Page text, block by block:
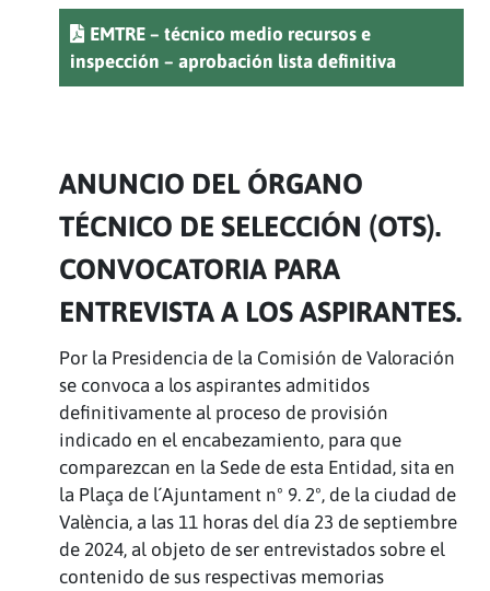
EMTRE – técnico medio recursos e
inspección – aprobación lista definitiva
ANUNCIO DEL ÓRGANO
TÉCNICO DE SELECCIÓN (OTS).
CONVOCATORIA PARA
ENTREVISTA A LOS ASPIRANTES.
Por la Presidencia de la Comisión de Valoración
se convoca a los aspirantes admitidos
definitivamente al proceso de provisión
indicado en el encabezamiento, para que
comparezcan en la Sede de esta Entidad, sita en
la Plaça de l´Ajuntament nº 9. 2º, de la ciudad de
València, a las 11 horas del día 23 de septiembre
de 2024, al objeto de ser entrevistados sobre el
contenido de sus respectivas memorias